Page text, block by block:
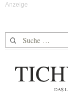
Suche nach: